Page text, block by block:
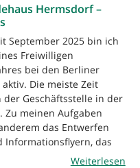
Hermsdorf –
September 2025 bin ich
Freiwilligen
bei den Berliner
Die meiste Zeit
Geschäftsstelle in der
Zu meinen Aufgaben
das Entwerfen
Informationsflyern, das
Weiterlesen